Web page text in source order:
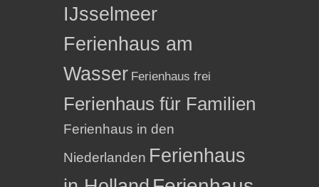
IJsselmeer
Ferienhaus am
Wasser Ferienhaus frei
Ferienhaus für Familien
Ferienhaus in den
Niederlanden Ferienhaus